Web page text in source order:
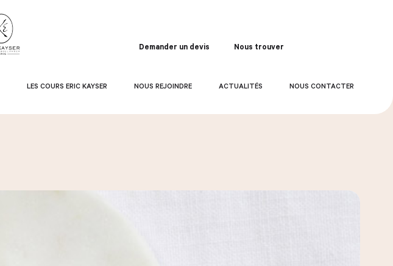
Demander un devis Nous trouver
LES COURS ERIC KAYSER NOUS REJOINDRE ACTUALITÉS NOUS CONTACTER